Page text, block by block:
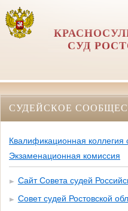
СУД
СУДЕЙСКОЕ
Квалификационная коллегия
Экзаменационная комиссия
Сайт Совета судей
Совет судей Ростовской